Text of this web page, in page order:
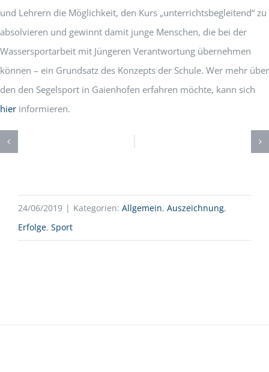
und Lehrern die Möglichkeit, den Kurs „unterrichtsbegleitend“ zu
absolvieren und gewinnt damit junge Menschen, die bei der
Wassersportarbeit mit Jüngeren Verantwortung übernehmen
können – ein Grundsatz des Konzepts der Schule. Wer mehr über
den den Segelsport in Gaienhofen erfahren möchte, kann sich
hierinformieren.
24/06/2019 | Kategorien: Allgemein, Auszeichnung,
Erfolge, Sport